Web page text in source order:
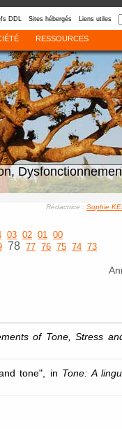
DDL Sites hébergés Liens utiles
RESSOURCES
Rédactrice : Sophie
03 02 01 00
78 77 76 75 74 73
of Tone, Stress
tone", in Tone: A